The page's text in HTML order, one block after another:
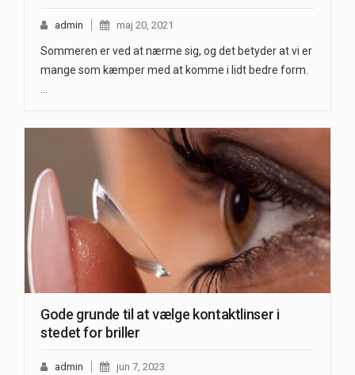
admin maj 20, 2021
Sommeren er ved at nærme sig, og det betyder at vi er
mange som kæmper med at komme i lidt bedre form.
Gode grunde til at vælge kontaktlinser i
stedet for briller
admin jun 7, 2023